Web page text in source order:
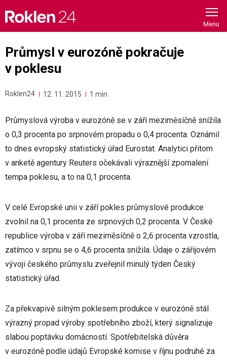
content
Průmysl v eurozóně pokračuje
v poklesu
Roklen24 12. 11. 2015 1 min
Průmyslová výroba v eurozóně se v září meziměsíčně snížila
o 0,3 procenta po srpnovém propadu o 0,4 procenta. Oznámil
to dnes evropský statistický úřad Eurostat. Analytici přitom
v anketě agentury Reuters očekávali výraznější zpomalení
tempa poklesu, a to na 0,1 procenta.
V celé Evropské unii v září pokles průmyslové produkce
zvolnil na 0,1 procenta ze srpnových 0,2 procenta. V České
republice výroba v září meziměsíčně o 2,6 procenta vzrostla,
zatímco v srpnu se o 4,6 procenta snížila. Údaje o zářijovém
vývoji českého průmyslu zveřejnil minulý týden Český
statistický úřad.
Za překvapivě silným poklesem produkce v eurozóně stál
výrazný propad výroby spotřebního zboží, který signalizuje
slabou poptávku domácností. Spotřebitelská důvěra
v eurozóně podle údajů Evropské komise v říjnu podruhé za